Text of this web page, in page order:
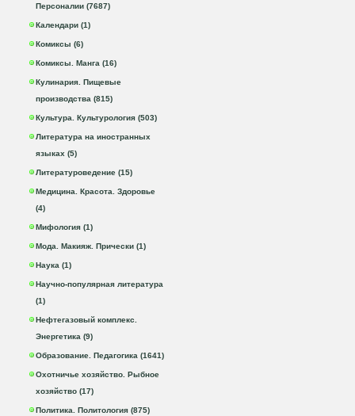
Персоналии (7687)
Календари (1)
Комиксы (6)
Комиксы. Манга (16)
Кулинария. Пищевые
производства (815)
Культура. Культурология (503)
Литература на иностранных
языках (5)
Литературоведение (15)
Медицина. Красота. Здоровье
(4)
Мифология (1)
Мода. Макияж. Прически (1)
Наука (1)
Научно-популярная литература
(1)
Нефтегазовый комплекс.
Энергетика (9)
Образование. Педагогика (1641)
Охотничье хозяйство. Рыбное
хозяйство (17)
Политика. Политология (875)